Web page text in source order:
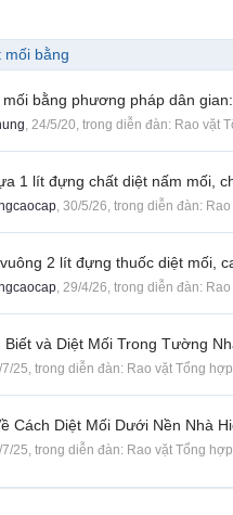
mối bằng
bằng phương pháp dân
, 24/5/20, trong diễn đàn: Rao vặt
1 lít đựng chất diệt nấm mối,
, 30/5/26, trong diễn đàn:
2 lít đựng thuốc diệt mối,
, 29/4/26, trong diễn đàn:
Biết và Diệt Mối Trong Tường
25, trong diễn đàn: Rao vặt Tổng hợp
Cách Diệt Mối Dưới Nền Nhà
7/25, trong diễn đàn: Rao vặt Tổng hợp